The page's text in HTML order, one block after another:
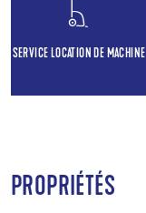
SERVICE LOCATION DE MACHINE
PROPRIÉTÉS